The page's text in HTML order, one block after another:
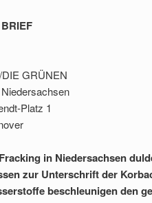
GRÜNEN
Platz 1
in Niedersachsen
zur Unterschrift der
beschleunigen den